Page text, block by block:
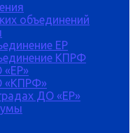
объединений
ЕР
КПРФ
«КПРФ»
ДО «ЕР»